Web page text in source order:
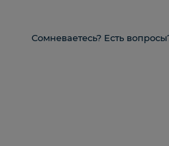
Сомневаетесь? Есть